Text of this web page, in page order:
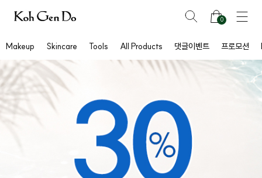
0
Makeup Skincare Tools All Products 댓글이벤트 프로모션